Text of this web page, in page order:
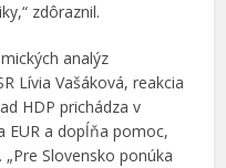
zdôraznil.
analýz
Lívia Vašáková, reakcia
HDP prichádza v
EUR a dopĺňa pomoc,
Slovensko ponúka